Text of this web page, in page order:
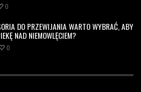
0
DO PRZEWIJANIA WARTO WYBRAĆ, ABY
NAD NIEMOWLĘCIEM?
0